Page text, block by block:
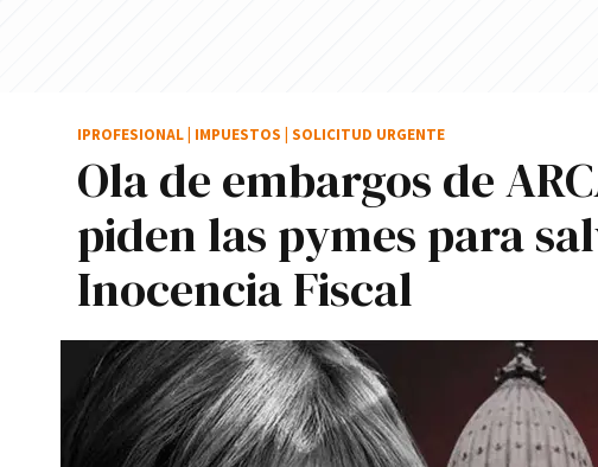
Ola de embargos de
piden las pymes para
Inocencia Fiscal
IPROFESIONAL IMPUESTOS SOLICITUD URGENTE